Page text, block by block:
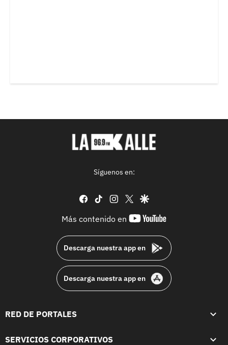
Síguenos en:
facebook
tiktok instagram
twittergoogle
Más contenido en
youtube-
Descarga nuestra app en
Descarga nuestra app en
RED DE PORTALES
SERVICIOS CORPORATIVOS